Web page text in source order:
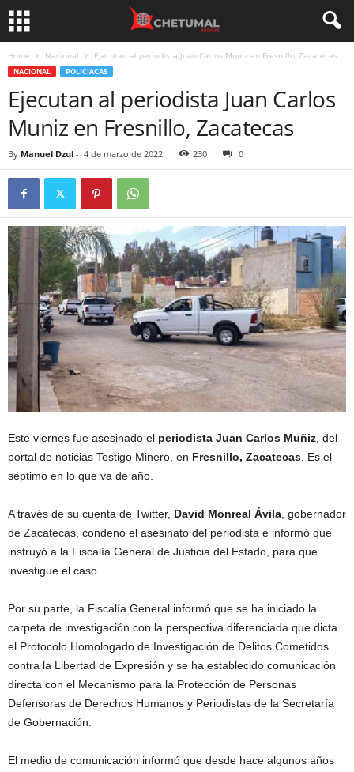
Home Nacional Ejecutan al periodista Juan Carlos Muniz en Fresnillo, Zacatecas
NACIONAL POLICIACAS
Ejecutan al periodista Juan Carlos
Muniz en Fresnillo, Zacatecas
By Manuel Dzul - 4 de marzo de 2022 230 0
Este viernes fue asesinado el periodista Juan Carlos Muñiz, del
portal de noticias Testigo Minero, en Fresnillo, Zacatecas. Es el
séptimo en lo que va de año.
A través de su cuenta de Twitter, David Monreal Ávila, gobernador
de Zacatecas, condenó el asesinato del periodista e informó que
instruyó a la Fiscalía General de Justicia del Estado, para que
investigue el caso.
Por su parte, la Fiscalía General informó que se ha iniciado la
carpeta de investigación con la perspectiva diferenciada que dicta
el Protocolo Homologado de Investigación de Delitos Cometidos
contra la Libertad de Expresión y se ha establecido comunicación
directa con el Mecanismo para la Protección de Personas
Defensoras de Derechos Humanos y Periodistas de la Secretaría
de Gobernación.
El medio de comunicación informó que desde hace algunos años